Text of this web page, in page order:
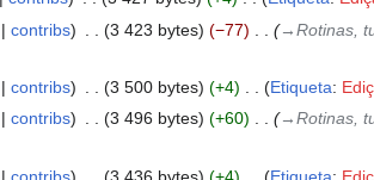
contribs 3 423 bytes −77 →‎Rotinas,
contribs 3 500 bytes +4 Etiqueta:
contribs 3 496 bytes +60 →‎Rotinas,